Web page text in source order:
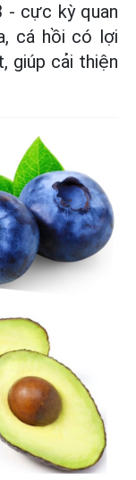
- cực kỳ quan
cá hồi có lợi
giúp cải thiện